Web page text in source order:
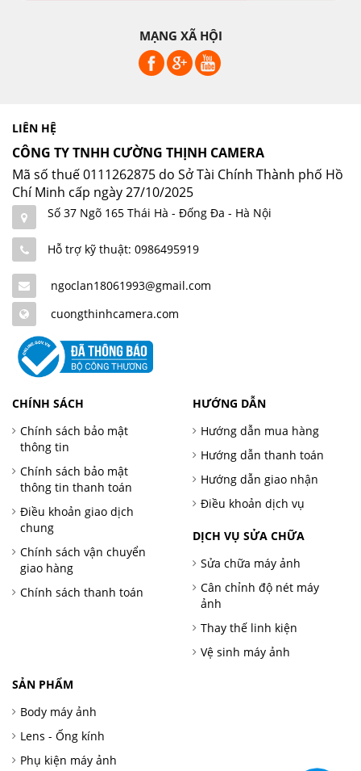
MẠNG XÃ HỘI
LIÊN HỆ
CÔNG TY TNHH CƯỜNG THỊNH CAMERA
Mã số thuế 0111262875 do Sở Tài Chính Thành phố Hồ
Chí Minh cấp ngày 27/10/2025
Số 37 Ngõ 165 Thái Hà - Đống Đa - Hà Nội
Hỗ trợ kỹ thuật: 0986495919
ngoclan18061993@gmail.com
cuongthinhcamera.com
CHÍNH SÁCH
Chính sách bảo mật
thông tin
Chính sách bảo mật
thông tin thanh toán
Điều khoản giao dịch
chung
Chính sách vận chuyển
giao hàng
Chính sách thanh toán
HƯỚNG DẪN
Hướng dẫn mua hàng
Hướng dẫn thanh toán
Hướng dẫn giao nhận
Điều khoản dịch vụ
DỊCH VỤ SỬA CHỮA
Sửa chữa máy ảnh
Cân chỉnh độ nét máy
ảnh
Thay thế linh kiện
Vệ sinh máy ảnh
SẢN PHẨM
Body máy ảnh
Lens - Ống kính
Phụ kiện máy ảnh